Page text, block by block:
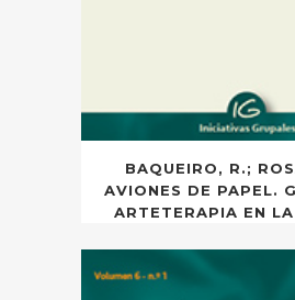
BAQUEIRO, R.;
AVIONES DE PAPEL.
ARTETERAPIA EN